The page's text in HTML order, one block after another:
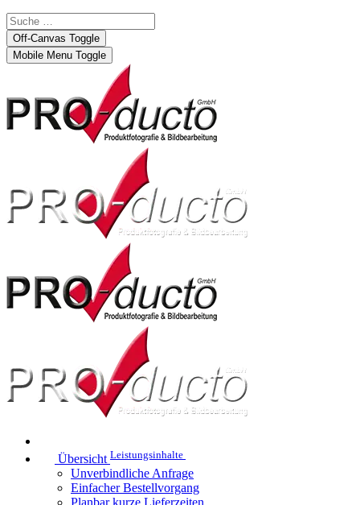
Off-Canvas Toggle
Mobile Menu Toggle
Übersicht Leistungsinhalte
Unverbindliche Anfrage
Einfacher Bestellvorgang